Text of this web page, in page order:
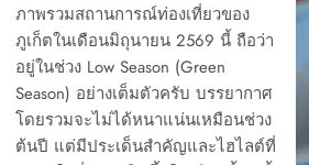
ภาพรวมสถานการณ์ท่องเที่ยวของ
ภูเก็ตในเดือนมิถุนายน 2569 นี้ ถือว่า
อยู่ในช่วง Low Season (Green
Season) อย่างเต็มตัวครับ บรรยากาศ
โดยรวมจะไม่ได้หนาแน่นเหมือนช่วง
ต้นปี แต่มีประเด็นสำคัญและไฮไลต์ที่